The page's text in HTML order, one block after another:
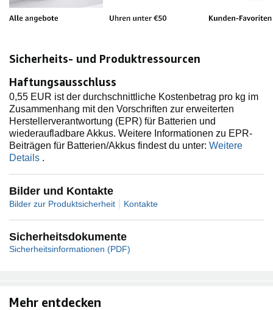
e
b
e
n
Sicherheits- und Produktressourcen
Haftungsausschluss
0,55 EUR ist der durchschnittliche Kostenbetrag pro kg im
Zusammenhang mit den Vorschriften zur erweiterten
Herstellerverantwortung (EPR) für Batterien und
wiederaufladbare Akkus. Weitere Informationen zu EPR-
Beiträgen für Batterien/Akkus findest du unter: Weitere
Details .
Bilder und Kontakte
Bilder zur Produktsicherheit Kontakte
Sicherheitsdokumente
Sicherheitsinformationen (PDF)
Mehr entdecken